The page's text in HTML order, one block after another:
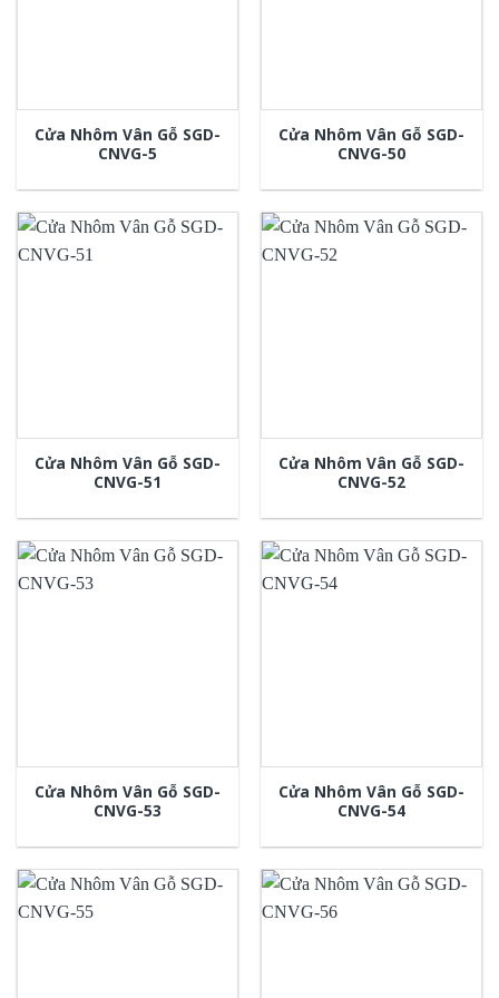
Cửa Nhôm Vân Gỗ SGD-
CNVG-5
Cửa Nhôm Vân Gỗ SGD-
CNVG-50
Cửa Nhôm Vân Gỗ SGD-
CNVG-51
Cửa Nhôm Vân Gỗ SGD-
CNVG-52
Cửa Nhôm Vân Gỗ SGD-
CNVG-53
Cửa Nhôm Vân Gỗ SGD-
CNVG-54